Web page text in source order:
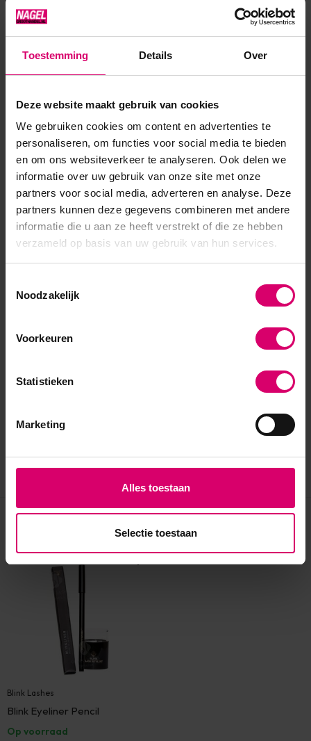
Toestemming Details Over
Deze website maakt gebruik van cookies
We gebruiken cookies om content en advertenties te
personaliseren, om functies voor social media te bieden
en om ons websiteverkeer te analyseren. Ook delen we
informatie over uw gebruik van onze site met onze
partners voor social media, adverteren en analyse. Deze
partners kunnen deze gegevens combineren met andere
informatie die u aan ze heeft verstrekt of die ze hebben
verzameld op basis van uw gebruik van hun services.
Noodzakelijk
Voorkeuren
Statistieken
Marketing
Alles toestaan
Selectie toestaan
aanbrengen.Deze eyeliner is speciaal ontwikkeld voor
wimperextensions, is zacht en zorgt voor een hydraterende
en voedende werking. Aangebracht blijft de eyeliner een
hele da...
Toon meer
Product specificaties
Artikelnummer 8173
SKU 24570
Blink Lashes
Blink Eyeliner Pencil
Op voorraad